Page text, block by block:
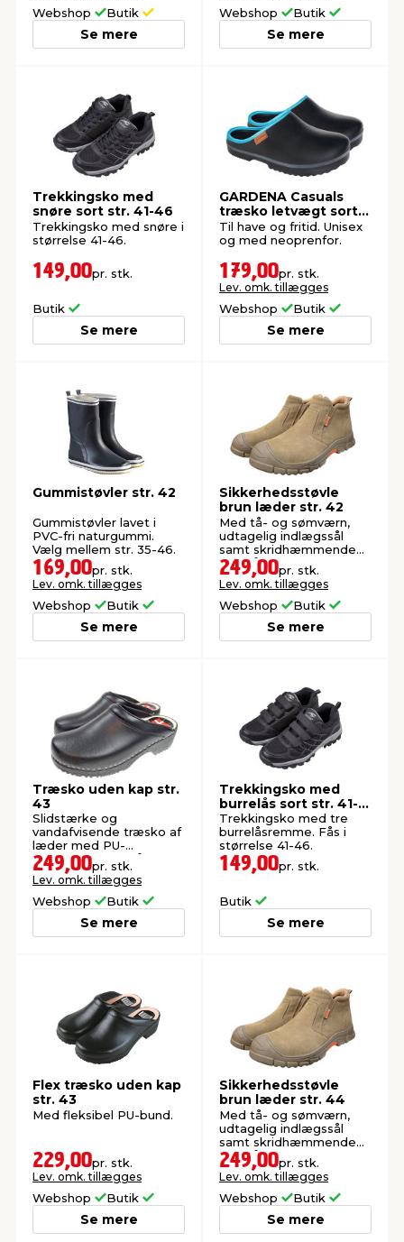
Webshop Butik
Se mere
Webshop Butik
Se mere
Trekkingsko med
snøre sort str. 41-46
Trekkingsko med snøre i
størrelse 41-46.
149,00pr. stk.
Butik
Se mere
GARDENA Casuals
træsko letvægt sort
str. 36
Til have og fritid. Unisex
og med neoprenfor.
179,00pr. stk.
Lev. omk. tillægges
Webshop Butik
Se mere
Gummistøvler str. 42
Gummistøvler lavet i
PVC-fri naturgummi.
Vælg mellem str. 35-46.
169,00pr. stk.
Lev. omk. tillægges
Webshop Butik
Se mere
Sikkerhedsstøvle
brun læder str. 42
Med tå- og sømværn,
udtagelig indlægssål
samt skridhæmmende
ydersål. Ægte ruskind.
249,00pr. stk.
Lev. omk. tillægges
Webshop Butik
Se mere
Træsko uden kap str.
43
Slidstærke og
vandafvisende træsko af
læder med PU-
belægning, finérsål og
blød PU-bund.
249,00pr. stk.
Lev. omk. tillægges
Webshop Butik
Se mere
Trekkingsko med
burrelås sort str. 41-
46
Trekkingsko med tre
burrelåsremme. Fås i
størrelse 41-46.
149,00pr. stk.
Butik
Se mere
Flex træsko uden kap
str. 43
Med fleksibel PU-bund.
229,00pr. stk.
Lev. omk. tillægges
Webshop Butik
Se mere
Sikkerhedsstøvle
brun læder str. 44
Med tå- og sømværn,
udtagelig indlægssål
samt skridhæmmende
ydersål. Ægte ruskind.
249,00pr. stk.
Lev. omk. tillægges
Webshop Butik
Se mere